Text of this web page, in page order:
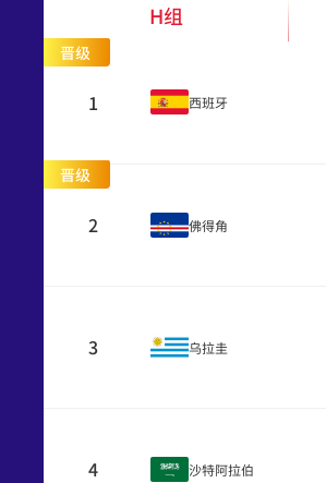
H组
1
晋级
西班牙
2
晋级
佛得角
3 乌拉圭
4 沙特阿拉伯